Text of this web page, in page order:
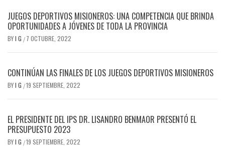
JUEGOS DEPORTIVOS MISIONEROS: UNA COMPETENCIA QUE BRINDA
OPORTUNIDADES A JÓVENES DE TODA LA PROVINCIA
BYI G / 7 OCTUBRE, 2022
CONTINÚAN LAS FINALES DE LOS JUEGOS DEPORTIVOS MISIONEROS
BYI G /19 SEPTIEMBRE, 2022
EL PRESIDENTE DEL IPS DR. LISANDRO BENMAOR PRESENTÓ EL
PRESUPUESTO 2023
BYI G /19 SEPTIEMBRE, 2022